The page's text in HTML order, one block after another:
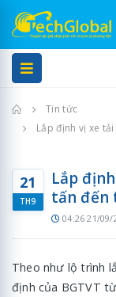
Trang chủ
Tin tức
Lắp định vị xe
21
TH9
Lắp
tấn đến
04:26 21/09/
Theo như lộ trình
định của BGTVT